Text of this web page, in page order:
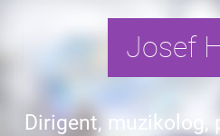
Josef
Dirigent, muzikolog,